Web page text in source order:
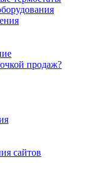
продаж?
сайтов